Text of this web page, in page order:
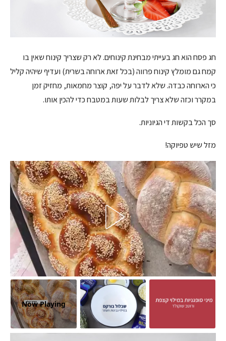
חג פסח הוא חג בעייתי מבחינת קינוחים. לא רק שצריך קינוח שאין בו
קמח גם מומלץ קינוח פרווה (בכל זאת ארוחה בשרית) ועדיף שיהיה קליל
כי הארוחה כבדה. שלא לדבר על יפה, קוצר מחמאות, מחזיק זמן
במקרר וכזה שלא צריך לבלות שעות במטבח כדי להכין אותו.
סך הכל בקשות די הגיוניות.
מזל שיש טפיוקה!
Now Playing